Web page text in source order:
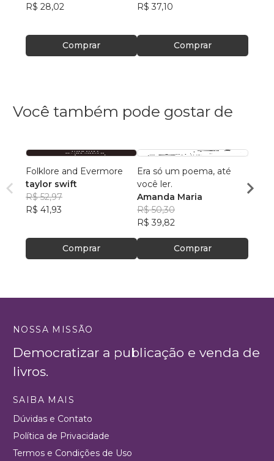
R$ 28,02
Comprar
R$ 37,10
Comprar
Você também pode gostar de
Folklore and Evermore
taylor swift
R$ 52,97
R$ 41,93
Comprar
Era só um poema, até
você ler.
Amanda Maria
R$ 50,30
R$ 39,82
Comprar
Ana
R$
NOSSA MISSÃO
Democratizar a publicação e venda de
livros.
SAIBA MAIS
Dúvidas e Contato
Política de Privacidade
Termos e Condições de Uso